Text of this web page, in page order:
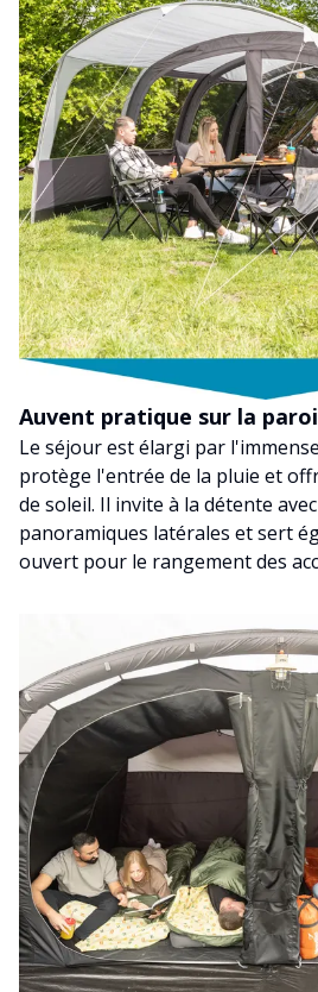
Auvent pratique sur la
Le séjour est élargi par
protège l'entrée de la pluie et
de soleil. Il invite à la détente
panoramiques latérales et sert
ouvert pour le rangement des